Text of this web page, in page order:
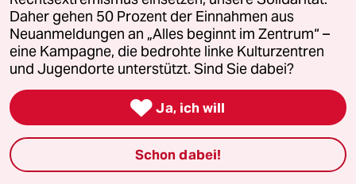
Le Monde diplomatique
taz Archiv
Mehr taz Angebote
Daher gehen 50 Prozent der Einnahmen aus
Neuanmeldungen an „Alles beginnt im Zentrum“ –
eine Kampagne, die bedrohte linke Kulturzentren
und Jugendorte unterstützt. Sind Sie dabei?
 Ja, ich will
Schon dabei!